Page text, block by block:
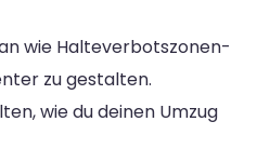
wie Halteverbotszonen-
zu gestalten.
wie du deinen Umzug